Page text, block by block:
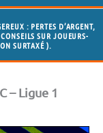
: PERTES D’ARGENT,
SUR JOUEURS-
SURTAXÉ ).
– Ligue 1